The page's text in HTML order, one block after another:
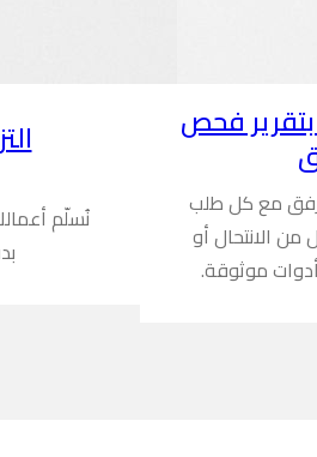
فحص
نُرفق مع كل طلب
من الانتحال أو
موثوقة.
نُسلّم